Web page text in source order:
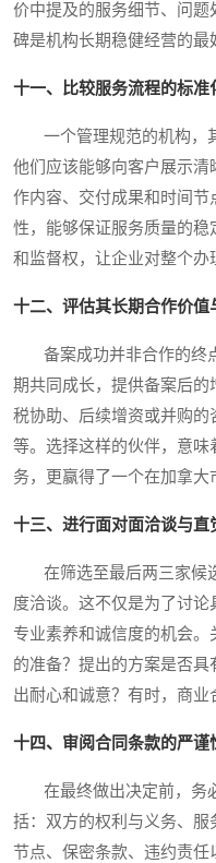
价中提及的服务细节、问题
碑是机构长期稳健经营的最
十一、比较服务流程的标准
一个管理规范的机构，其
他们应该能够向客户展示
作内容、交付成果和时间节
性，能够保证服务质量的
和监督权，让企业对整个办
十二、评估其长期合作价值
备案成功并非合作的终
期共同成长，提供备案后
税协助、后续增资或并购
等。选择这样的伙伴，意
务，更赢得了一个在加拿大
十三、进行面对面洽谈与直
在筛选至最后两三家候
度洽谈。这不仅是为了讨论
专业素养和诚信度的机会
的准备？提出的方案是否
出耐心和诚意？有时，商业
十四、审阅合同条款的严谨
在最终做出决定前，务
括：双方的权利与义务、
节点、保密条款、违约责